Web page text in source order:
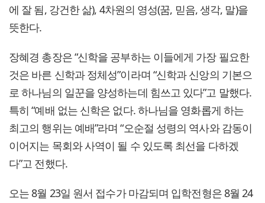
에 잘 됨, 강건한 삶), 4차원의 영성(꿈, 믿음, 생각, 말)을
뜻한다.
장혜경 총장은 “신학을 공부하는 이들에게 가장 필요한
것은 바른 신학과 정체성”이라며 “신학과 신앙의 기본으
로 하나님의 일꾼을 양성하는데 힘쓰고 있다”고 말했다.
특히 “예배 없는 신학은 없다. 하나님을 영화롭게 하는
최고의 행위는 예배”라며 “오순절 성령의 역사와 감동이
이어지는 목회와 사역이 될 수 있도록 최선을 다하겠
다”고 전했다.
오는 8월 23일 원서 접수가 마감되며 입학전형은 8월 24